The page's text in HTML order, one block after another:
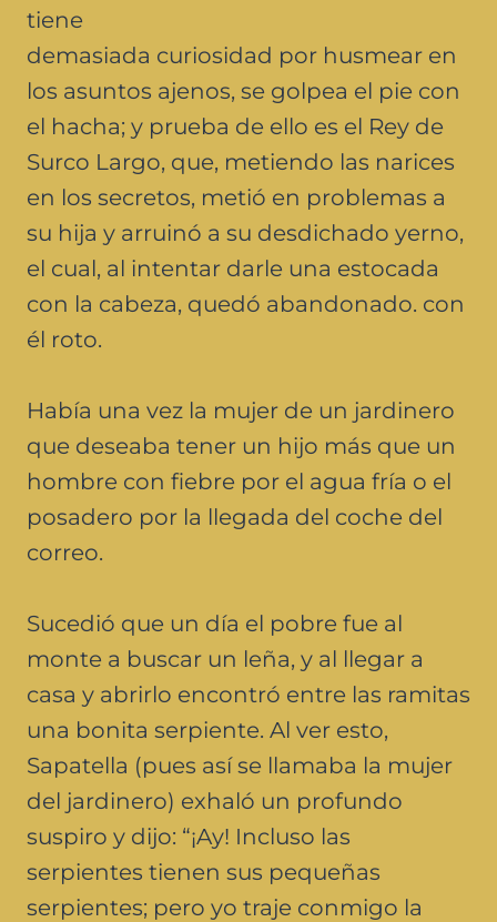
tiene
demasiada curiosidad por husmear en
los asuntos ajenos, se golpea el pie con
el hacha; y prueba de ello es el Rey de
Surco Largo, que, metiendo las narices
en los secretos, metió en problemas a
su hija y arruinó a su desdichado yerno,
el cual, al intentar darle una estocada
con la cabeza, quedó abandonado. con
él roto.
Había una vez la mujer de un jardinero
que deseaba tener un hijo más que un
hombre con fiebre por el agua fría o el
posadero por la llegada del coche del
correo.
Sucedió que un día el pobre fue al
monte a buscar un leña, y al llegar a
casa y abrirlo encontró entre las ramitas
una bonita serpiente. Al ver esto,
Sapatella (pues así se llamaba la mujer
del jardinero) exhaló un profundo
suspiro y dijo: “¡Ay! Incluso las
serpientes tienen sus pequeñas
serpientes; pero yo traje conmigo la